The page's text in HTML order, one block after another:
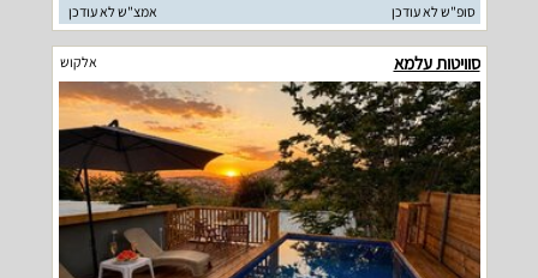
סופ"ש לא עודכן
אמצ"ש לא עודכן
סוויטות עלמא אלקוש